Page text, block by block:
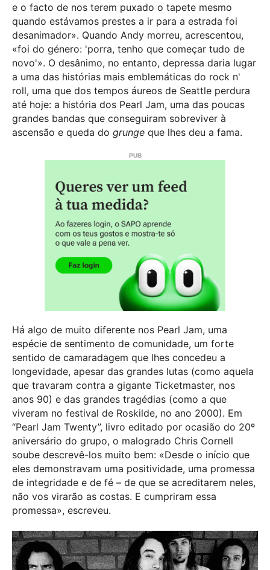
e o facto de nos terem puxado o tapete mesmo
quando estávamos prestes a ir para a estrada foi
desanimador». Quando Andy morreu, acrescentou,
«foi do género: 'porra, tenho que começar tudo de
novo'». O desânimo, no entanto, depressa daria lugar
a uma das histórias mais emblemáticas do rock n'
roll, uma que dos tempos áureos de Seattle perdura
até hoje: a história dos Pearl Jam, uma das poucas
grandes bandas que conseguiram sobreviver à
ascensão e queda do grunge que lhes deu a fama.
Há algo de muito diferente nos Pearl Jam, uma
espécie de sentimento de comunidade, um forte
sentido de camaradagem que lhes concedeu a
longevidade, apesar das grandes lutas (como aquela
que travaram contra a gigante Ticketmaster, nos
anos 90) e das grandes tragédias (como a que
viveram no festival de Roskilde, no ano 2000). Em
“Pearl Jam Twenty”, livro editado por ocasião do 20º
aniversário do grupo, o malogrado Chris Cornell
soube descrevê-los muito bem: «Desde o início que
eles demonstravam uma positividade, uma promessa
de integridade e de fé – de que se acreditarem neles,
não vos virarão as costas. E cumpriram essa
promessa», escreveu.